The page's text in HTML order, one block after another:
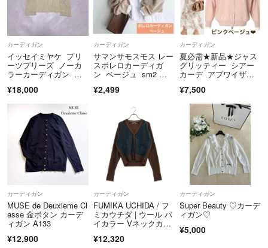
カーディガン
イッセイミヤケ プリ
ーツプリーズ ノーカ
ラーカーディガン 五
¥18,000
カーディガン
サマンサモスモス レー
スボレロカーディガ
ン ベージュ sm2 長
¥2,499
カーディガン
夏必需★新品★ジャス
グリッティー シアー
カーデ アプワイザー
¥7,500
カーディガン
MUSE de Deuxieme Cl
asse 金ボタン カーデ
ィガン A133
¥12,900
カーディガン
FUMIKA UCHIDA / フ
ミカウチダ | ウール バ
イカラー Vネックカー
ン/グレー | レディース
¥12,320
カーディガン
Super Beauty ♡カーデ
ィガン♡
¥5,000